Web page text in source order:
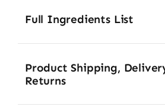
Full Ingredients List
Product Shipping,
Returns